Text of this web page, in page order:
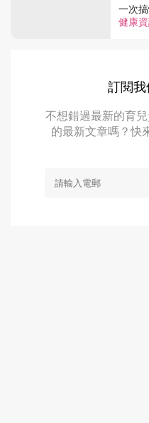
健康
一次
的保養
訂閱我
不想錯過最新的育
的最新文章嗎？快